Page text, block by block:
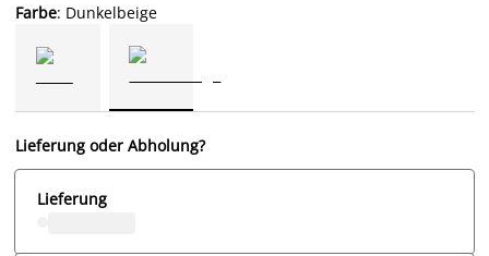
Farbe: Dunkelbeige
Lieferung oder Abholung?
Lieferung